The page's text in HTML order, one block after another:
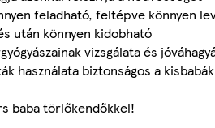
feladható, feltépve könnyen
után könnyen kidobható
vizsgálata és
használata biztonságos a
baba törlőkendőkkel!